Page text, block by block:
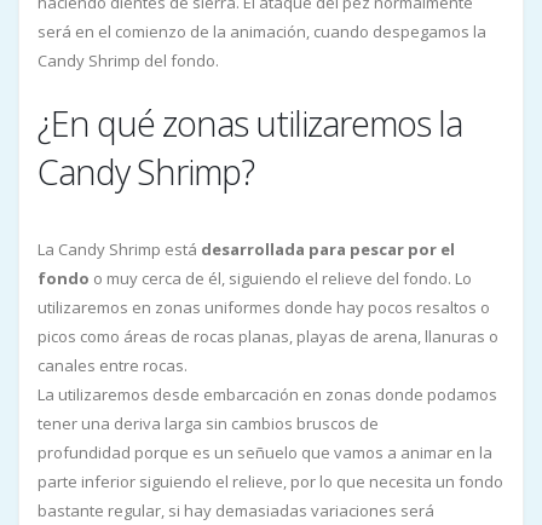
será en el comienzo de la animación, cuando despegamos la
Candy Shrimp del fondo.
¿En qué zonas utilizaremos la
Candy Shrimp?
La Candy Shrimp está desarrollada para pescar por el
fondo o muy cerca de él, siguiendo el relieve del fondo. Lo
utilizaremos en zonas uniformes donde hay pocos resaltos o
picos como áreas de rocas planas, playas de arena, llanuras o
canales entre rocas.
La utilizaremos desde embarcación en zonas donde podamos
tener una deriva larga sin cambios bruscos de
profundidad porque es un señuelo que vamos a animar en la
parte inferior siguiendo el relieve, por lo que necesita un fondo
bastante regular, si hay demasiadas variaciones será